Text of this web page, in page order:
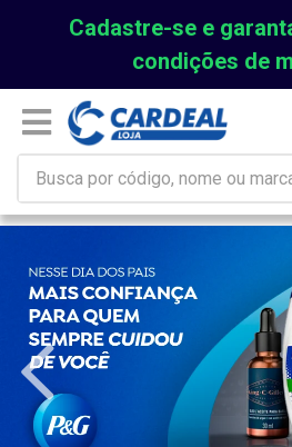
Cadastre-se e
condições de